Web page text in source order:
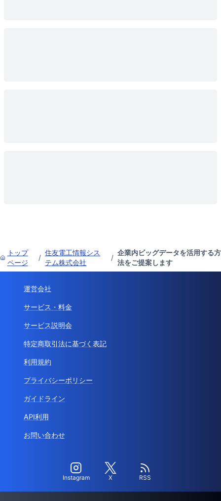
トップ
ページ
/
住友電工情報シス
テム株式会社
/
企業内ビッグデータを活用する方
法をご提案します
運営会社
サービス・料金
サービス説明会
特定商取引法に基づく表記
利用規約
プライバシーポリシー
ガイドライン
API利用
お問い合わせ
Instagram X RSS